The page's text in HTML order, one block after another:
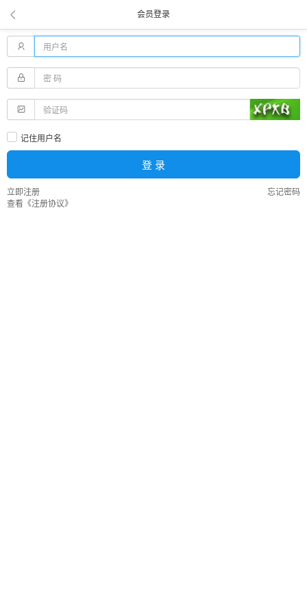
会员登录
记住用户名
登 录
立即注册
忘记密码
查看《注册协议》